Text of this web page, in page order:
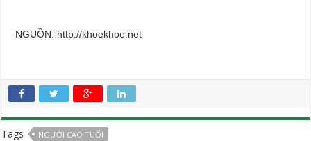
NGUỒN: http://khoekhoe.net
Tags NGƯỜI CAO TUỔI